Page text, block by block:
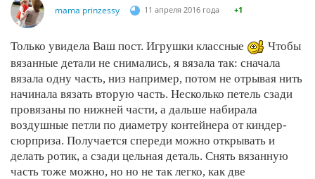
mama prinzessy 11 апреля 2016 года +1
Только увидела Ваш пост. Игрушки классные
Чтобы
вязанные детали не снимались, я вязала так: сначала
вязала одну часть, низ например, потом не отрывая нить
начинала вязать вторую часть. Несколько петель сзади
провязаны по нижней части, а дальше набирала
воздушные петли по диаметру контейнера от киндер-
сюрприза. Получается спереди можно открывать и
делать ротик, а сзади цельная деталь. Снять вязанную
часть тоже можно, но но не так легко, как две